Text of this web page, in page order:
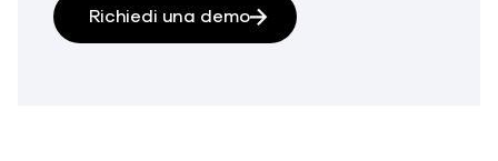
Richiedi una demo